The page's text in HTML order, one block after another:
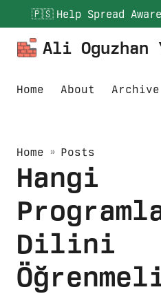
🇵🇸 Help Spread
Ali Oguzhan
Home About Archive
Home » Posts
Hangi
Dilini